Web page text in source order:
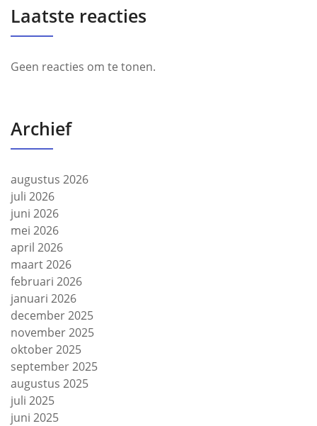
Laatste reacties
Geen reacties om te tonen.
Archief
augustus 2026
juli 2026
juni 2026
mei 2026
april 2026
maart 2026
februari 2026
januari 2026
december 2025
november 2025
oktober 2025
september 2025
augustus 2025
juli 2025
juni 2025